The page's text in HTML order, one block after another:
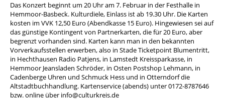
Das Konzert beginnt um 20 Uhr am 7. Februar in der Festhalle in
Hemmoor-Basbeck. Kulturdiele, Einlass ist ab 19.30 Uhr. Die Karten
kosten im VVK 12,50 Euro (Abendkasse 15 Euro). Hingewiesen sei auf
das günstige Kontingent von Partnerkarten, die für 20 Euro, aber
begrenzt vorhanden sind. Karten kann man in den bekannten
Vorverkaufsstellen erwerben, also in Stade Ticketpoint Blumentritt,
in Hechthausen Radio Patjens, in Lamstedt Kreissparkasse, in
Hemmoor Jeansladen Schröder, in Osten Postshop Lehmann, in
Cadenberge Uhren und Schmuck Hess und in Otterndorf die
Altstadtbuchhandlung. Kartenservice (abends) unter 0172-8787646
bzw. online über info@culturkreis.de